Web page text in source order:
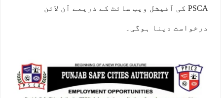
PSCA کی آفیشل ویب سائٹ کے ذریعے آن لائن
درخواست دینا ہوگی۔